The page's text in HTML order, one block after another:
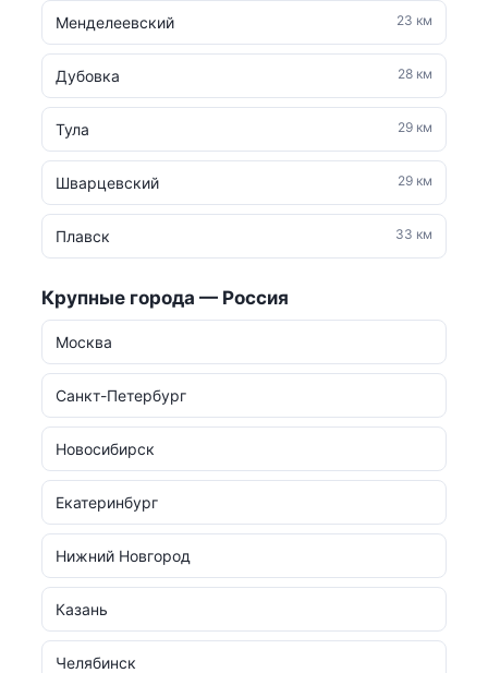
Менделеевский 23 км
Дубовка 28 км
Тула 29 км
Шварцевский 29 км
Плавск 33 км
Крупные города — Россия
Москва
Санкт-Петербург
Новосибирск
Екатеринбург
Нижний Новгород
Казань
Челябинск